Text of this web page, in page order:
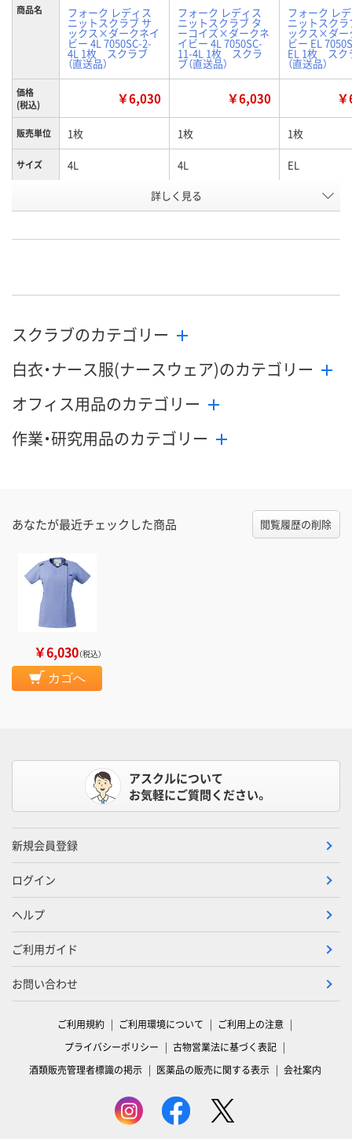
商品名 フォーク レディス
ニットスクラブ サ
ックス×ダークネイ
ビー 4L 7050SC-2-
4L 1枚 スクラブ
（直送品）
フォーク レディス
ニットスクラブ タ
ーコイズ×ダークネ
イビー 4L 7050SC-
11-4L 1枚 スクラ
ブ（直送品）
フォーク レ
ニットスクラ
ックス×ダー
ビー EL
EL 1枚 スク
（直送品）
価格
(税込)
￥6,030 ￥6,030
販売単位 1枚 1枚 1枚
サイズ 4L 4L EL
サックス×ダークネ
イビー
ターコイズ×ダーク
ネイビー
サックス×
イビー
お申込番
詳しく見る
スクラブのカテゴリー
白衣・ナース服(ナースウェア)のカテゴリー
オフィス用品のカテゴリー
作業・研究用品のカテゴリー
あなたが最近チェックした商品 閲覧履歴の削除
￥6,030（税込）
カゴへ
アスクルについて
お気軽にご質問ください。
新規会員登録
ログイン
ヘルプ
ご利用ガイド
お問い合わせ
ご利用規約 ご利用環境について
ご利用上の注意
プライバシーポリシー
古物営業法に基づく表記
酒類販売管理者標識の掲示
医薬品の販売に関する表示 会社案内